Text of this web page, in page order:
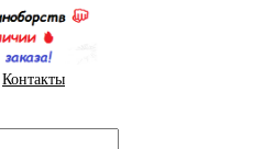
Контакты